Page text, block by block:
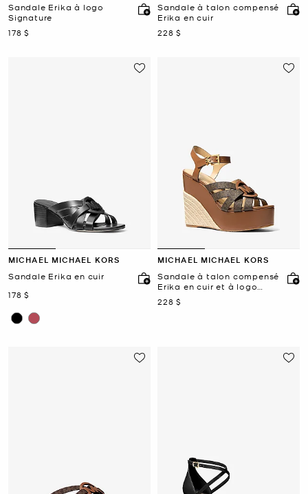
Sandale Erika à logo
Signature
maintenant
178 $
Sandale à talon compensé
Erika en cuir
maintenant
228 $
MICHAEL MICHAEL KORS
Sandale Erika en cuir
maintenant
178 $
MICHAEL MICHAEL KORS
Sandale à talon compensé
Erika en cuir et à logo
Signature
maintenant
228 $